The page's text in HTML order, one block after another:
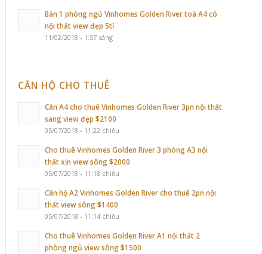
Bán 1 phòng ngủ Vinhomes Golden River toà A4 có
nội thất view đẹp 5tỉ
11/02/2018 - 1:57 sáng
CĂN HỘ CHO THUÊ
Căn A4 cho thuê Vinhomes Golden River 3pn nội thất
sang view đẹp $2100
05/07/2018 - 11:22 chiều
Cho thuê Vinhomes Golden River 3 phòng A3 nội
thất xịn view sông $2000
05/07/2018 - 11:18 chiều
Căn hộ A2 Vinhomes Golden River cho thuê 2pn nội
thất view sông $1400
05/07/2018 - 11:14 chiều
Cho thuê Vinhomes Golden River A1 nội thất 2
phòng ngủ view sông $1500